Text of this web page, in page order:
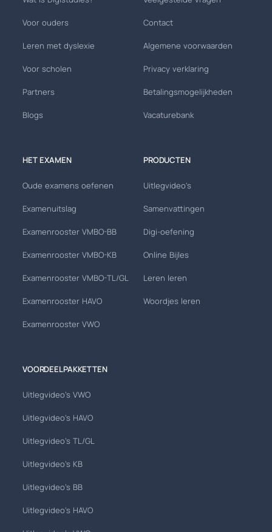
Voor ouders
Leren met dyslexie
Voor scholen
Partners
Blogs
Contact
Algemene voorwaarden
Privacy verklaring
Betalingsmogelijkheden
Vacaturebank
HET EXAMEN
Oude examens oefenen
Examenuitslag
Examenrooster VMBO-BB
Examenrooster VMBO-KB
Examenrooster VMBO-TL/GL
Examenrooster HAVO
Examenrooster VWO
PRODUCTEN
Uitlegvideo's
Samenvattingen
Digi-oefening
Online Bijles
Leren leren
Woordjes leren
VOORDEELPAKKETTEN
Uitlegvideo's VWO
Uitlegvideo's HAVO
Uitlegvideo's TL/GL
Uitlegvideo's KB
Uitlegvideo's BB
Uitlegvideo's HAVO